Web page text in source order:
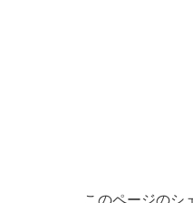
このページのシ